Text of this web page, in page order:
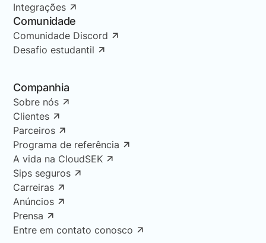
Integrações
Comunidade
Comunidade Discord
Desafio estudantil
Companhia
Sobre nós
Clientes
Parceiros
Programa de referência
A vida na CloudSEK
Sips seguros
Carreiras
Anúncios
Prensa
Entre em contato conosco